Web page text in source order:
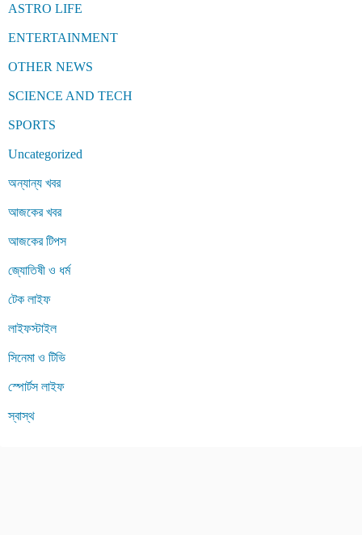
ASTRO LIFE
ENTERTAINMENT
OTHER NEWS
SCIENCE AND TECH
SPORTS
Uncategorized
অন্যান্য খবর
আজকের খবর
আজকের টিপস
জ্যোতিষী ও ধর্ম
টেক লাইফ
লাইফস্টাইল
সিনেমা ও টিভি
স্পোর্টস লাইফ
স্বাস্থ